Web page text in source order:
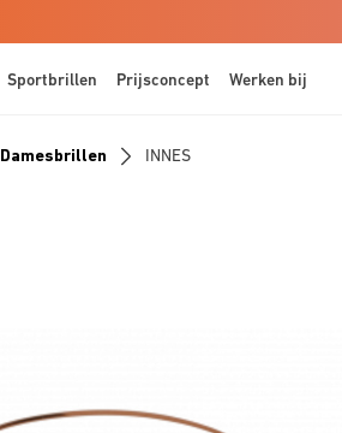
Sportbrillen Prijsconcept Werken bij
Damesbrillen INNES